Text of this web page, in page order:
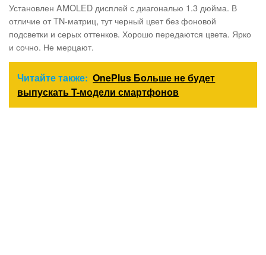
Установлен AMOLED дисплей с диагональю 1.3 дюйма. В
отличие от TN-матриц, тут черный цвет без фоновой
подсветки и серых оттенков. Хорошо передаются цвета. Ярко
и сочно. Не мерцают.
Читайте также: OnePlus Больше не будет
выпускать T-модели смартфонов